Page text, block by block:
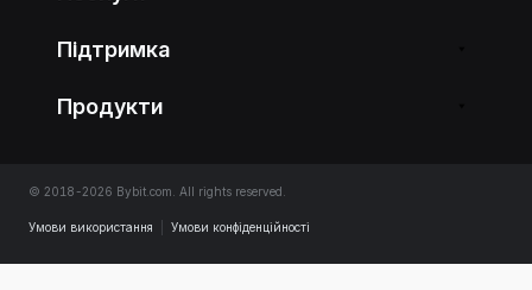
Підтримка
Продукти
© 2018-2026 Bybit.com. All rights reserved.
Умови використання Умови конфіденційності